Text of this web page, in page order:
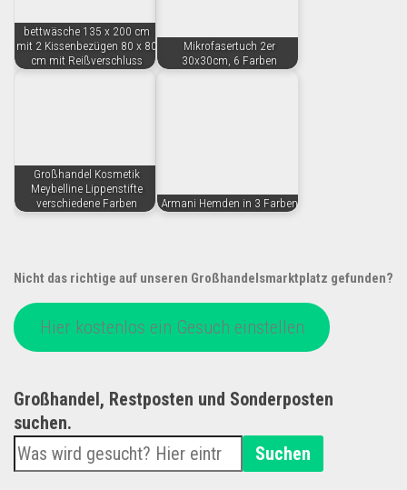
bettwäsche 135 x 200 cm
mit 2 Kissenbezügen 80 x 80
cm mit Reißverschluss
Mikrofasertuch 2er
30x30cm, 6 Farben
Großhandel Kosmetik
Meybelline Lippenstifte
verschiedene Farben
Armani Hemden in 3 Farben
Nicht das richtige auf unseren Großhandelsmarktplatz gefunden?
Hier kostenlos ein Gesuch einstellen
Großhandel, Restposten und Sonderposten
suchen.
Suchen